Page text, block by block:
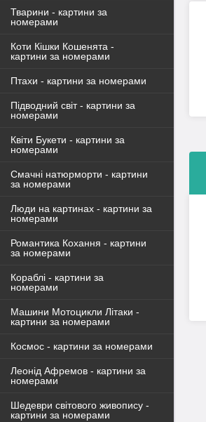
Тварини - картини за
номерами
Коти Кішки Кошенята -
картини за номерами
Птахи - картини за номерами
Підводний світ - картини за
номерами
Квіти Букети - картини за
номерами
Смачні натюрморти - картини
за номерами
Люди на картинах - картини за
номерами
Романтика Кохання - картини
за номерами
Кораблі - картини за
номерами
Машини Мотоцикли Літаки -
картини за номерами
Космос - картини за номерами
Леонід Афремов - картини за
номерами
Шедеври світового живопису -
картини за номерами